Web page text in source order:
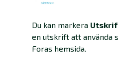
Du kan markera
en utskrift att använda
Foras hemsida.